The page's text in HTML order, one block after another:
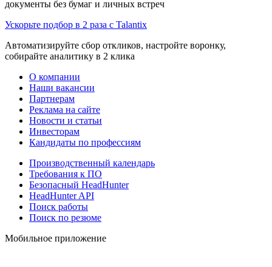
документы без бумаг и личных встреч
Ускорьте подбор в 2 раза с Talantix
Автоматизируйте сбор откликов, настройте воронку,
собирайте аналитику в 2 клика
О компании
Наши вакансии
Партнерам
Реклама на сайте
Новости и статьи
Инвесторам
Кандидаты по профессиям
Производственный календарь
Требования к ПО
Безопасный HeadHunter
HeadHunter API
Поиск работы
Поиск по резюме
Мобильное приложение